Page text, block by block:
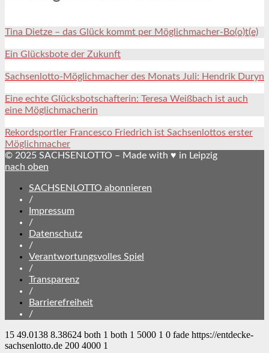
Tina Dietze – das Glück kommt per Möglichmacher-Bo(o)t(e)
Ein Glücksbote der Zukunft
Sachsenlotto-Möglichmacher des Monats Juli: Hendrik Duryn
Eine echte Glücksbotschafterin: Teresa Weißbach ist auch
eine Möglichmacherin
Rekordsportler Francesco Friedrich ist Sachsenlottos erster
Möglichmacher
© 2025 SACHSENLOTTO – Made with ♥ in Leipzig
nach oben
SACHSENLOTTO abonnieren
/
Impressum
/
Datenschutz
/
Verantwortungsvolles Spiel
/
Transparenz
/
Barrierefreiheit
/
15 49.0138 8.38624 both 1 both 1 5000 1 0 fade https://entdecke-
sachsenlotto.de 200 4000 1